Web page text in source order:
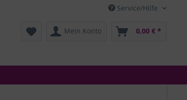
Service/Hilfe
Mein Konto 0,00 € *